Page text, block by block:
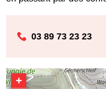
03 89 73 23 23
+